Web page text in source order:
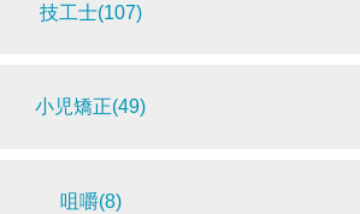
技工士(107)
小児矯正(49)
咀嚼(8)